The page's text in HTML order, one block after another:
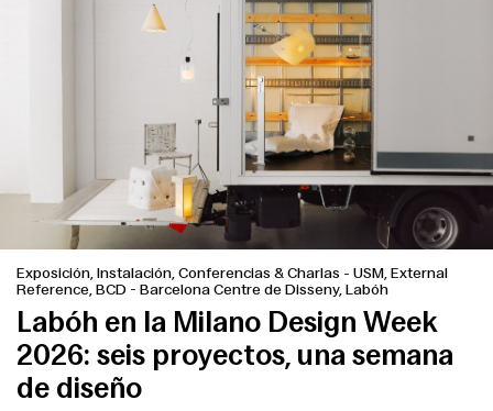
Exposición, Instalación, Conferencias & Charlas - USM, External
Reference, BCD - Barcelona Centre de Disseny, Labóh
Labóh en la Milano Design Week
2026: seis proyectos, una semana
de diseño